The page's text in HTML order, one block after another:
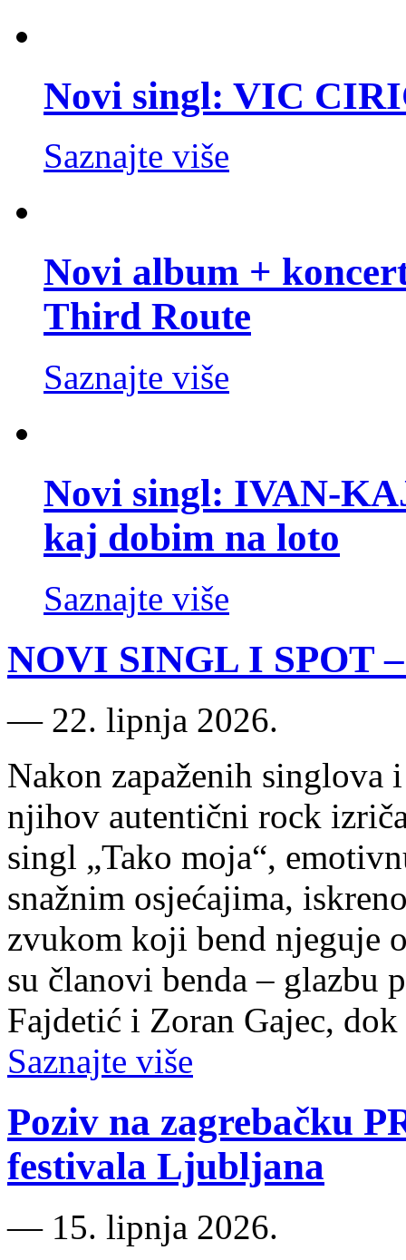
Novi singl: VIC
Saznajte više
Novi album +
Third Route
Saznajte više
Novi singl: IVAN-
kaj dobim na loto
Saznajte više
NOVI SINGL I SPOT
― 22. lipnja 2026.
Nakon zapaženih singlova
njihov autentični rock
singl „Tako moja“,
snažnim osjećajima,
zvukom koji bend njeguje
su članovi benda – glazbu
Fajdetić i Zoran Gajec,
Saznajte više
Poziv na zagrebačku
festivala Ljubljana
― 15. lipnja 2026.